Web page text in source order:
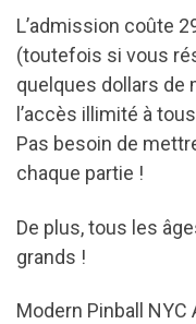
L’admission coûte
(toutefois si vous
quelques dollars de
l’accès illimité à
Pas besoin de
chaque partie !
De plus, tous les
grands !
Modern Pinball NYC